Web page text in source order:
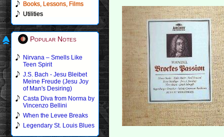
Books, Lessons, Films
Utilities
Popular Notes
Nirvana – Smells Like
Teen Spirit
J.S. Bach - Jesu Bleibet
Meine Freude (Jesu Joy
of Man's Desiring)
Casta Diva from Norma by
Vincenzo Bellini
When the Levee Breaks
Legendary St. Louis Blues